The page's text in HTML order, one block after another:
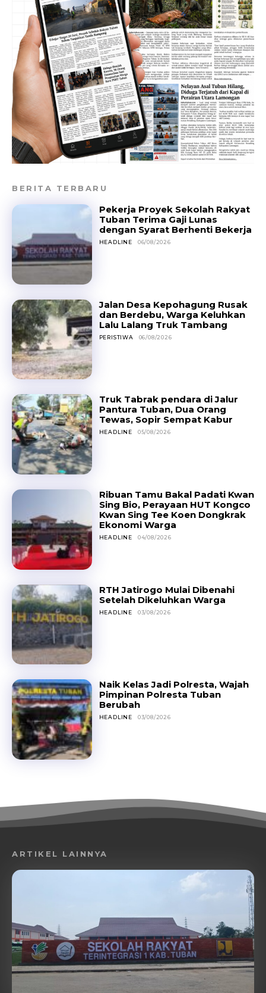
BERITA TERBARU
Pekerja Proyek Sekolah Rakyat
Tuban Terima Gaji Lunas
dengan Syarat Berhenti Bekerja
HEADLINE 06/08/2026
Jalan Desa Kepohagung Rusak
dan Berdebu, Warga Keluhkan
Lalu Lalang Truk Tambang
PERISTIWA 06/08/2026
Truk Tabrak pendara di Jalur
Pantura Tuban, Dua Orang
Tewas, Sopir Sempat Kabur
HEADLINE 05/08/2026
Ribuan Tamu Bakal Padati Kwan
Sing Bio, Perayaan HUT Kongco
Kwan Sing Tee Koen Dongkrak
Ekonomi Warga
HEADLINE 04/08/2026
RTH Jatirogo Mulai Dibenahi
Setelah Dikeluhkan Warga
HEADLINE 03/08/2026
Naik Kelas Jadi Polresta, Wajah
Pimpinan Polresta Tuban
Berubah
HEADLINE 03/08/2026
ARTIKEL LAINNYA